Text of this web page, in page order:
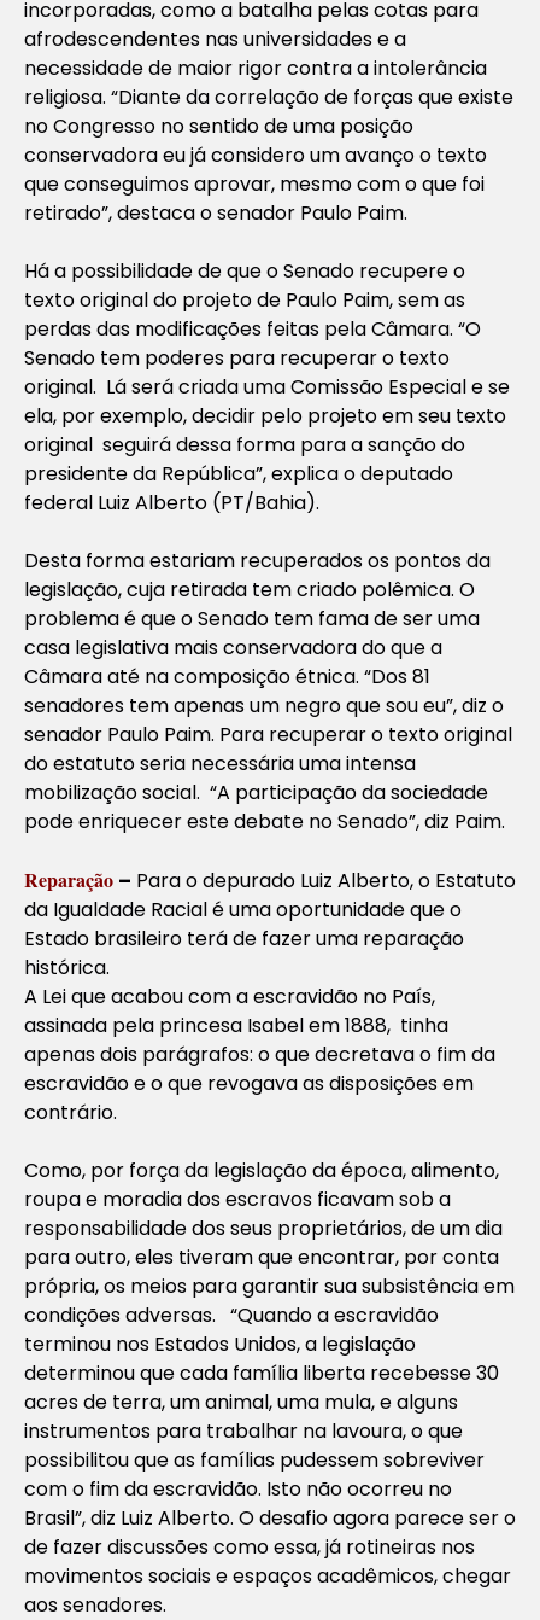
incorporadas, como a batalha pelas cotas para
afrodescendentes nas universidades e a
necessidade de maior rigor contra a intolerância
religiosa. “Diante da correlação de forças que existe
no Congresso no sentido de uma posição
conservadora eu já considero um avanço o texto
que conseguimos aprovar, mesmo com o que foi
retirado”, destaca o senador Paulo Paim.
Há a possibilidade de que o Senado recupere o
texto original do projeto de Paulo Paim, sem as
perdas das modificações feitas pela Câmara. “O
Senado tem poderes para recuperar o texto
original. Lá será criada uma Comissão Especial e se
ela, por exemplo, decidir pelo projeto em seu texto
original seguirá dessa forma para a sanção do
presidente da República”, explica o deputado
federal Luiz Alberto (PT/Bahia).
Desta forma estariam recuperados os pontos da
legislação, cuja retirada tem criado polêmica. O
problema é que o Senado tem fama de ser uma
casa legislativa mais conservadora do que a
Câmara até na composição étnica. “Dos 81
senadores tem apenas um negro que sou eu”, diz o
senador Paulo Paim. Para recuperar o texto original
do estatuto seria necessária uma intensa
mobilização social. “A participação da sociedade
pode enriquecer este debate no Senado”, diz Paim.
Reparação – Para o depurado Luiz Alberto, o Estatuto
da Igualdade Racial é uma oportunidade que o
Estado brasileiro terá de fazer uma reparação
histórica.
A Lei que acabou com a escravidão no País,
assinada pela princesa Isabel em 1888, tinha
apenas dois parágrafos: o que decretava o fim da
escravidão e o que revogava as disposições em
contrário.
Como, por força da legislação da época, alimento,
roupa e moradia dos escravos ficavam sob a
responsabilidade dos seus proprietários, de um dia
para outro, eles tiveram que encontrar, por conta
própria, os meios para garantir sua subsistência em
condições adversas. “Quando a escravidão
terminou nos Estados Unidos, a legislação
determinou que cada família liberta recebesse 30
acres de terra, um animal, uma mula, e alguns
instrumentos para trabalhar na lavoura, o que
possibilitou que as famílias pudessem sobreviver
com o fim da escravidão. Isto não ocorreu no
Brasil”, diz Luiz Alberto. O desafio agora parece ser o
de fazer discussões como essa, já rotineiras nos
movimentos sociais e espaços acadêmicos, chegar
aos senadores.